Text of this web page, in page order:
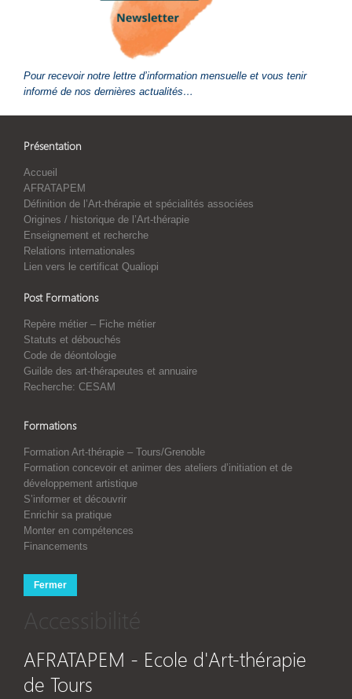
Pour recevoir notre lettre d’information mensuelle et vous tenir
informé de nos dernières actualités…
Présentation
Accueil
AFRATAPEM
Définition de l’Art-thérapie et spécialités associées
Origines / historique de l’Art-thérapie
Enseignement et recherche
Relations internationales
Lien vers le certificat Qualiopi
Post Formations
Repère métier – Fiche métier
Statuts et débouchés
Code de déontologie
Guilde des art-thérapeutes et annuaire
Recherche: CESAM
Formations
Formation Art-thérapie – Tours/Grenoble
Formation concevoir et animer des ateliers d’initiation et de
développement artistique
S’informer et découvrir
Enrichir sa pratique
Monter en compétences
Financements
Fermer
Accessibilité
AFRATAPEM - Ecole d'Art-thérapie
de Tours